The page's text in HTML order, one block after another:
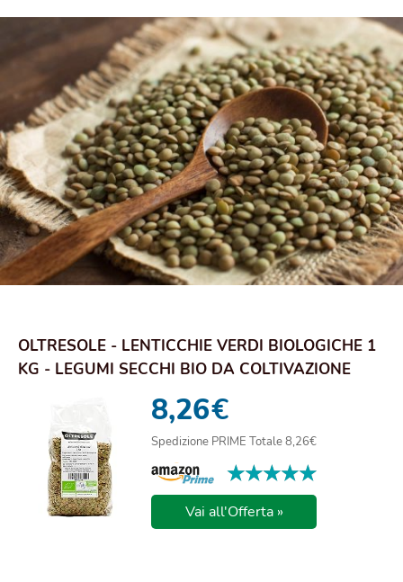
OLTRESOLE - LENTICCHIE VERDI BIOLOGICHE 1
KG - LEGUMI SECCHI BIO DA COLTIVAZIONE
8,26€
Spedizione PRIME Totale 8,26€
★★★★★
★★★★★
Vai all'Offerta »